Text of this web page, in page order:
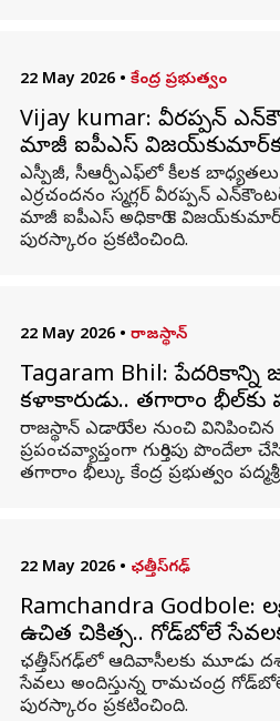
22 May 2026 • కేంద్ర ప్రభుత్వం
Vijay kumar: వీరప్పన్
మాజీ ఐపీఎస్ విజయ్‌కుమార్‌కు
ఎస్పీజీ, సీఆర్పీఎఫ్‌లో కీలక బాధ్యతలు
ఎర్రచందనం స్మగ్లర్ వీరప్పన్
మాజీ ఐపీఎస్ అధికారి కె విజయ్‌కుమార్‌కు
పురస్కారం ప్రకటించింది.
22 May 2026 • రాజస్థాన్
Tagaram Bhil:
కళాకారుడు.. తగారాం భీల్‌కు
రాజస్థాన్‌ ఎడారి నేల నుంచి
ప్రపంచవ్యాప్తంగా గుర్తింపు
తగారాం భీల్కు కేంద్ర ప్రభుత్వం
22 May 2026 • ఛత్తీస్‌గఢ్‌
Ramchandra Godbole:
ఉచిత చికిత్స.. గోడ్‌బోలే
ఛత్తీస్‌గఢ్‌లో ఆదివాసీలకు మూడు
సేవలు అందిస్తున్న రామచంద్ర
పురస్కారం ప్రకటించింది.